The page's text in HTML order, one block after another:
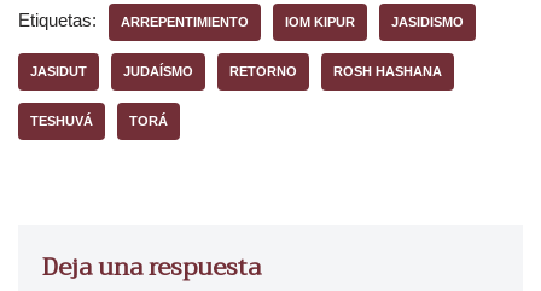
u
o
Etiquetas: ARREPENTIMIENTO IOM KIPUR JASIDISMO
JASIDUT JUDAÍSMO RETORNO ROSH HASHANA
TESHUVÁ TORÁ
Deja una respuesta